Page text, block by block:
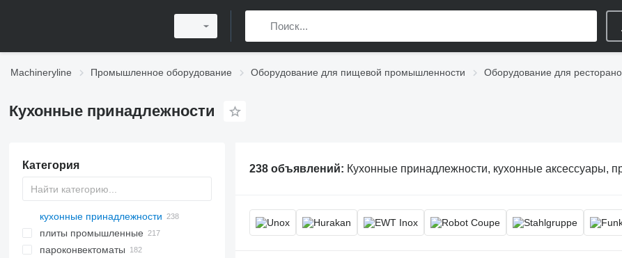
Machineryline Промышленное оборудование Оборудование для пищевой промышленности Оборудование для
Кухонные принадлежности
Категория
кухонные принадлежности
плиты промышленные
пароконвектоматы
238 объявлений: Кухонные принадлежности, кухонные аксессуары,